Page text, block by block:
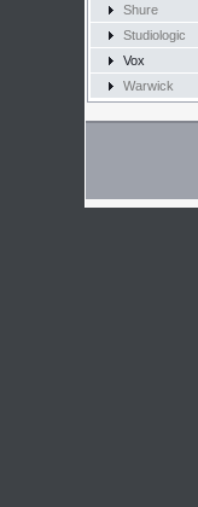
Shure
Studiologic
Vox
Warwick